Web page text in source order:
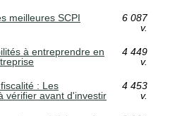
meilleures SCPI
6 087
v.
à entreprendre en
4 449
v.
: Les
vérifier avant d'investir
4 453
v.